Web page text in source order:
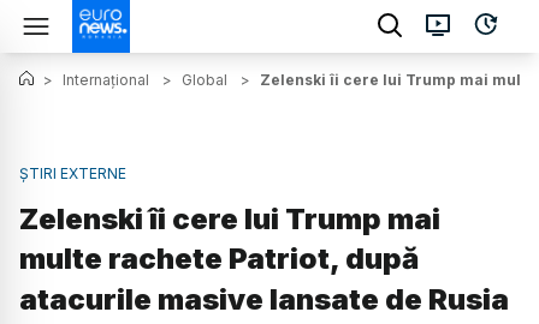
> Internațional > Global > Zelenski îi cere lui Trump mai
ȘTIRI EXTERNE
Zelenski îi cere lui Trump mai
multe rachete Patriot, după
atacurile masive lansate de Rusia